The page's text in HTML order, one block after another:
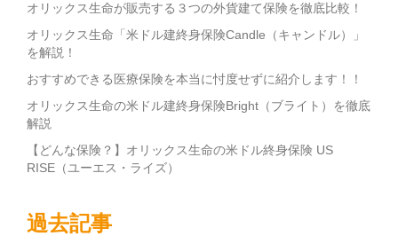
オリックス生命が販売する３つの外貨建て保険を徹底比較！
オリックス生命「米ドル建終身保険Candle（キャンドル）」
を解説！
おすすめできる医療保険を本当に忖度せずに紹介します！！
オリックス生命の米ドル建終身保険Bright（ブライト）を徹底
解説
【どんな保険？】オリックス生命の米ドル終身保険 US
RISE（ユーエス・ライズ）
過去記事